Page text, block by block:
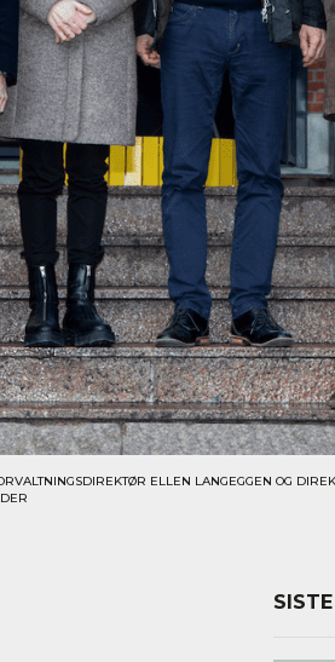
ELLEN LANGEGGEN OG